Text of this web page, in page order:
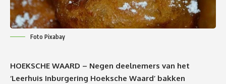
Foto Pixabay
HOEKSCHE WAARD – Negen deelnemers van het
‘Leerhuis Inburgering Hoeksche Waard’ bakken